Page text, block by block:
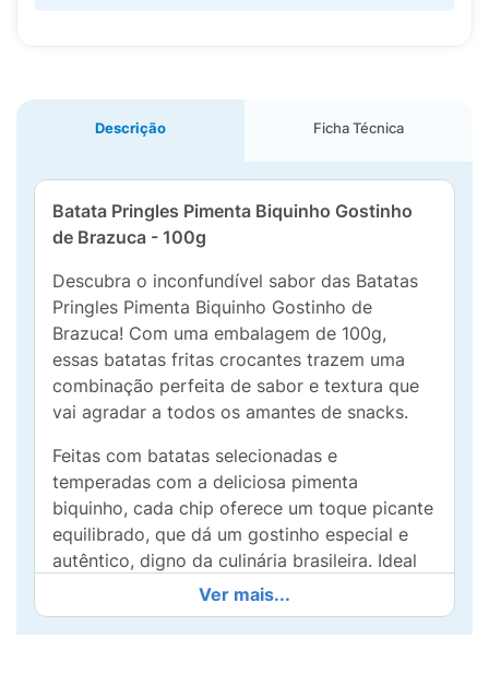
Descrição Ficha Técnica
Batata Pringles Pimenta Biquinho Gostinho
de Brazuca - 100g
Descubra o inconfundível sabor das Batatas
Pringles Pimenta Biquinho Gostinho de
Brazuca! Com uma embalagem de 100g,
essas batatas fritas crocantes trazem uma
combinação perfeita de sabor e textura que
vai agradar a todos os amantes de snacks.
Feitas com batatas selecionadas e
temperadas com a deliciosa pimenta
biquinho, cada chip oferece um toque picante
equilibrado, que dá um gostinho especial e
autêntico, digno da culinária brasileira. Ideal
para acompanhar suas reuniões com amigos,
maratonas de filmes ou simplesmente para
satisfazer aquele desejo de algo saboroso a
Ver mais...